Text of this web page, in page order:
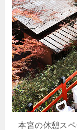
本宮の休憩スペ